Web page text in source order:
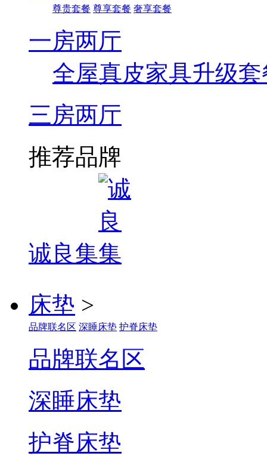
尊贵套餐 尊享套餐 奢享套餐
一房两厅
全屋真皮家具升级套
三房两厅
推荐品牌
诚良集
床垫 >
品牌联名区 深睡床垫 护脊床垫
品牌联名区
深睡床垫
护脊床垫